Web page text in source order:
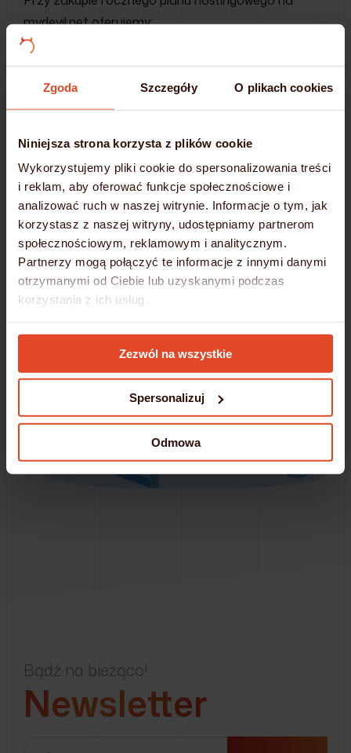
Zgoda Szczegóły O plikach cookies
Niniejsza strona korzysta z plików cookie
Wykorzystujemy pliki cookie do spersonalizowania treści
i reklam, aby oferować funkcje społecznościowe i
analizować ruch w naszej witrynie. Informacje o tym, jak
korzystasz z naszej witryny, udostępniamy partnerom
społecznościowym, reklamowym i analitycznym.
Partnerzy mogą połączyć te informacje z innymi danymi
otrzymanymi od Ciebie lub uzyskanymi podczas
korzystania z ich usług.
Szczegółowe informacje umieściliśmy wPolityce
Zezwól na wszystkie
Spersonalizuj
Odmowa
mydevil.net oferujemy:
Gwarancję bezpieczeństwa i ciągłości działania
Przenieś się na nowoczesną i niezawodną platformę
– wybierz mydevil.net!
DOWIEDZ SIĘ WIĘCEJ
Bądź na bieżąco!
Newsletter